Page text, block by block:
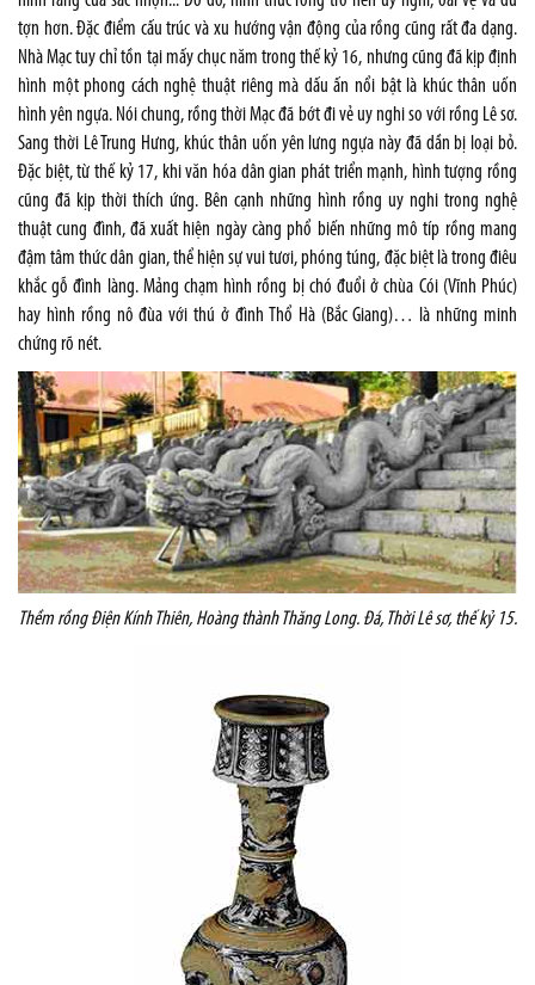
tợn hơn. Đặc điểm cấu trúc và xu hướng vận động của rồng cũng rất đa dạng.
Nhà Mạc tuy chỉ tồn tại mấy chục năm trong thế kỷ 16, nhưng cũng đã kịp định
hình một phong cách nghệ thuật riêng mà dấu ấn nổi bật là khúc thân uốn
hình yên ngựa. Nói chung, rồng thời Mạc đã bớt đi vẻ uy nghi so với rồng Lê sơ.
Sang thời Lê Trung Hưng, khúc thân uốn yên lưng ngựa này đã dần bị loại bỏ.
Đặc biệt, từ thế kỷ 17, khi văn hóa dân gian phát triển mạnh, hình tượng rồng
cũng đã kịp thời thích ứng. Bên cạnh những hình rồng uy nghi trong nghệ
thuật cung đình, đã xuất hiện ngày càng phổ biến những mô típ rồng mang
đậm tâm thức dân gian, thể hiện sự vui tươi, phóng túng, đặc biệt là trong điêu
khắc gỗ đình làng. Mảng chạm hình rồng bị chó đuổi ở chùa Cói (Vĩnh Phúc)
hay hình rồng nô đùa với thú ở đình Thổ Hà (Bắc Giang)… là những minh
chứng rõ nét.
Thềm rồng Điện Kính Thiên, Hoàng thành Thăng Long. Đá, Thời Lê sơ, thế kỷ 15.